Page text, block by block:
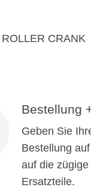
CRANK
Bestellung
Geben Sie
Bestellung
auf die
Ersatzteile.